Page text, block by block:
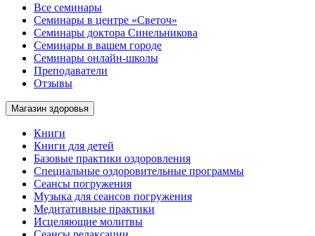
Все семинары
Семинары в центре «Светоч»
Семинары доктора Синельникова
Семинары в вашем городе
Семинары онлайн-школы
Преподаватели
Отзывы
Магазин здоровья
Книги
Книги для детей
Базовые практики оздоровления
Специальные оздоровительные программы
Сеансы погружения
Музыка для сеансов погружения
Медитативные практики
Исцеляющие молитвы